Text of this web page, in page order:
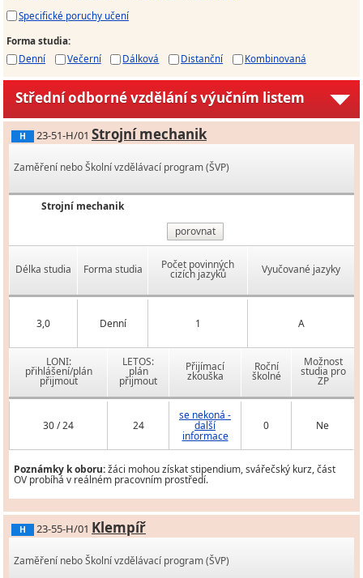
Specifické poruchy učení
Forma studia:
Denní
Večerní Dálková Distanční Kombinovaná
Střední odborné vzdělání s výučním listem
H 23-51-H/01 Strojní mechanik
Zaměření nebo Školní vzdělávací program (ŠVP)
Strojní mechanik
porovnat
Délka studia Forma studia Počet povinných
cizích jazyků Vyučované jazyky
3,0 Denní 1 A
LONI:
přihlášení/plán
přijmout
LETOS:
plán
přijmout
Přijímací
zkouška
Roční
školné
Možnost
studia pro
ZP
30 / 24 24
se nekoná -
další
informace
0 Ne
Poznámky k oboru:žáci mohou získat stipendium, svářečský kurz, část
OV probíhá v reálném pracovním prostředí.
H 23-55-H/01 Klempíř
Zaměření nebo Školní vzdělávací program (ŠVP)